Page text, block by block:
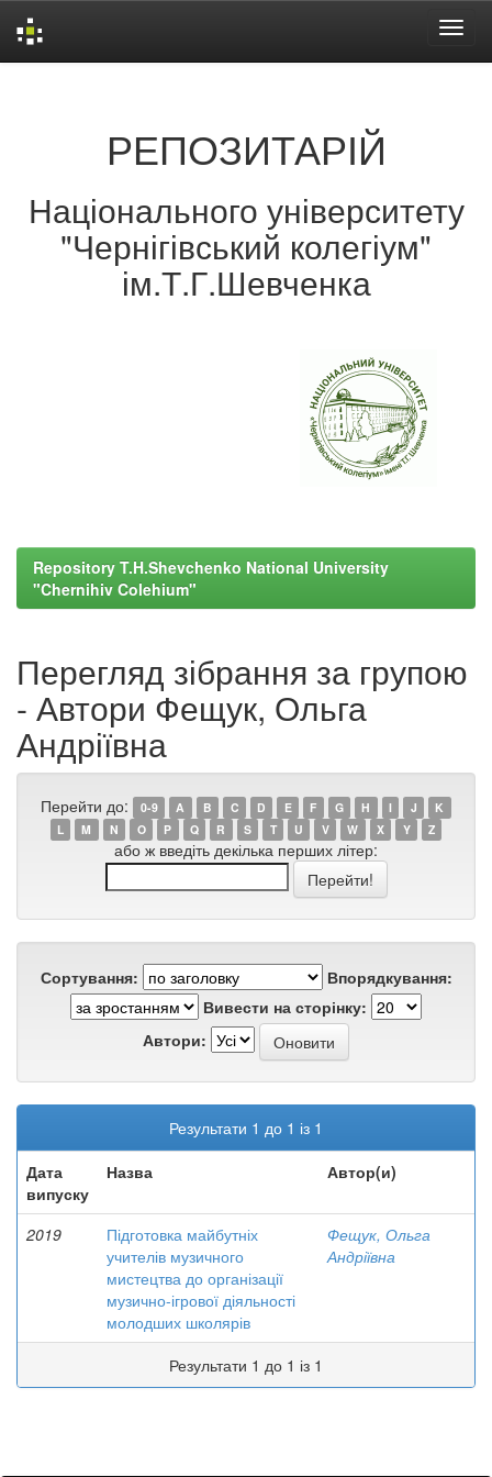
РЕПОЗИТАРІЙ
Національного університету
"Чернігівський колегіум"
ім.Т.Г.Шевченка
Repository T.H.Shevchenko National University
"Chernihiv Colehium"
Перегляд зібрання за групою
- Автори Фещук, Ольга
Андріївна
Перейти до: 0-9 A B C D E F G H I J
K
L
M N O P Q R S T U V W X Y Z
або ж введіть декілька перших літер:
Сортування:
Впорядкування:
Вивести на сторінку:
Автори:
Результати 1 до 1 із 1
Дата
випуску
Назва Автор(и)
2019
Підготовка майбутніх
учителів музичного
мистецтва до організації
музично-ігрової діяльності
молодших школярів
Фещук, Ольга
Андріївна
Результати 1 до 1 із 1